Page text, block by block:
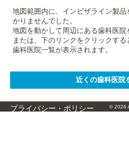
地図範囲内に、インビザライン製
かりませんでした。
地図を動かして周辺にある歯科医院
または、下のリンクをクリックす
歯科医院一覧が表示されます。
プライバシー・ポリシー © 2026